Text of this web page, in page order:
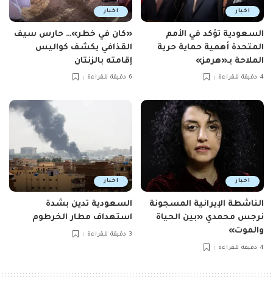
اخبار
السعودية تؤكد في الأمم
المتحدة أهمية حماية حرية
الملاحة بـ«هرمز»
4 دقيقة للقراءة
اخبار
«كان في خطر»… حارس سيف
القذافي يكشف كواليس
إقامته بالزنتان
6 دقيقة للقراءة
اخبار
الناشطة الإيرانية المسجونة
نرجس محمدي «بين الحياة
والموت»
4 دقيقة للقراءة
اخبار
السعودية تدين بشدة
استهداف مطار الخرطوم
3 دقيقة للقراءة